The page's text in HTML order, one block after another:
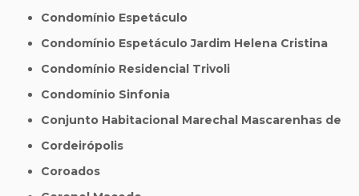
Condomínio Espetáculo
Condomínio Espetáculo Jardim Helena Cristina
Condomínio Residencial Trivoli
Condomínio Sinfonia
Conjunto Habitacional Marechal Mascarenhas de
Cordeirópolis
Coroados